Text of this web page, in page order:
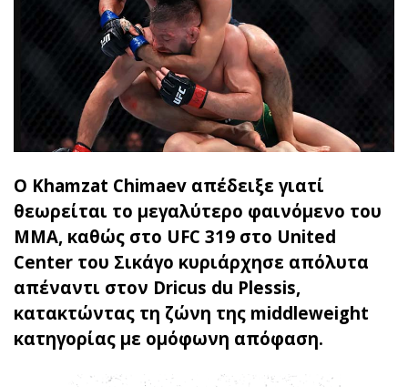
Ο Khamzat Chimaev απέδειξε γιατί
θεωρείται το μεγαλύτερο φαινόμενο του
MMA, καθώς στο UFC 319 στο United
Center του Σικάγο κυριάρχησε απόλυτα
απέναντι στον Dricus du Plessis,
κατακτώντας τη ζώνη της middleweight
κατηγορίας με ομόφωνη απόφαση.